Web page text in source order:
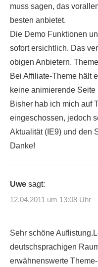
muss sagen, das
besten anbietet.
Die Demo Funktionen
sofort ersichtlich. Das
obigen Anbietern.
Bei Affiliate-Theme hält
keine animierende Seite
Bisher hab ich mich auf
eingeschossen, jedoch
Aktualität (IE9) und den
Danke!
Uwe sagt:
12.04.2011 um 13:08 Uhr
Sehr schöne
deutschsprachigen
erwähnenswerte